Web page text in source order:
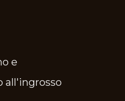
e
all'ingrosso